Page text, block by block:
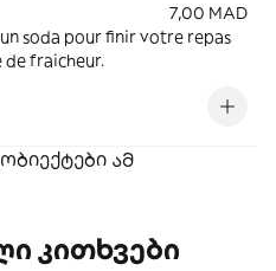
7,00 MAD
soda pour finir votre repas
de fraicheur.
ამ
კითხვები